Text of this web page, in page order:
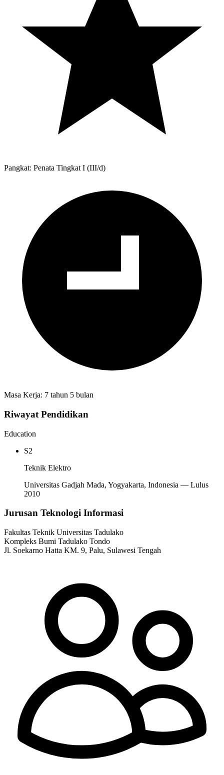
Pangkat: Penata Tingkat I (III/d)
Masa Kerja: 7 tahun 5 bulan
Riwayat Pendidikan
Education
S2
Teknik Elektro
Universitas Gadjah Mada, Yogyakarta, Indonesia — Lulus
2010
Jurusan Teknologi Informasi
Fakultas Teknik Universitas Tadulako
Kompleks Bumi Tadulako Tondo
Jl. Soekarno Hatta KM. 9, Palu, Sulawesi Tengah